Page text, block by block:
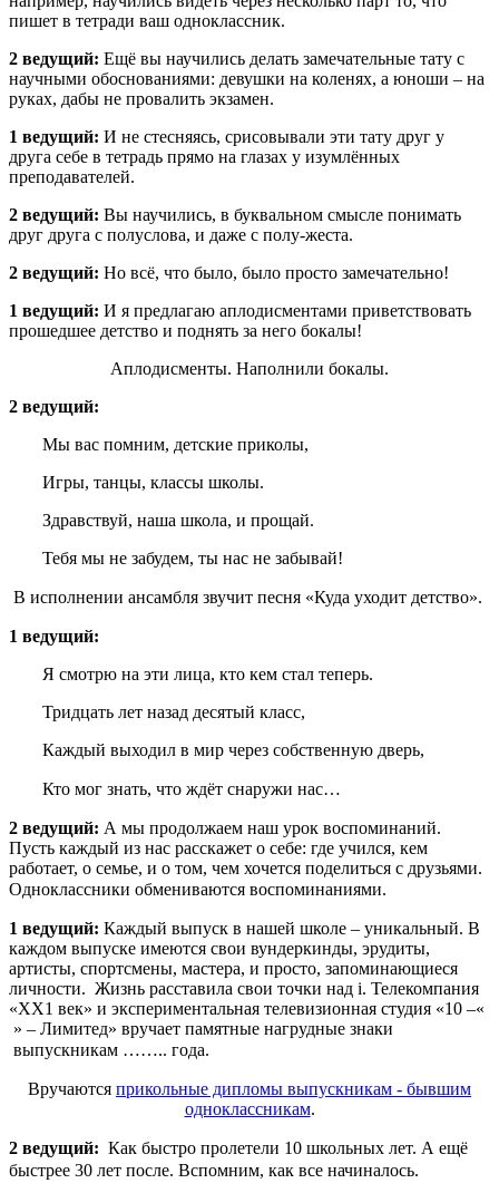
пишет в тетради ваш одноклассник.
2 ведущий: Ещё вы научились делать замечательные тату с
научными обоснованиями: девушки на коленях, а юноши – на
руках, дабы не провалить экзамен.
1 ведущий: И не стесняясь, срисовывали эти тату друг у
друга себе в тетрадь прямо на глазах у изумлённых
преподавателей.
2 ведущий: Вы научились, в буквальном смысле понимать
друг друга с полуслова, и даже с полу-жеста.
2 ведущий: Но всё, что было, было просто замечательно!
1 ведущий: И я предлагаю аплодисментами приветствовать
прошедшее детство и поднять за него бокалы!
Аплодисменты. Наполнили бокалы.
2 ведущий:
Мы вас помним, детские приколы,
Игры, танцы, классы школы.
Здравствуй, наша школа, и прощай.
Тебя мы не забудем, ты нас не забывай!
В исполнении ансамбля звучит песня «Куда уходит детство».
1 ведущий:
Я смотрю на эти лица, кто кем стал теперь.
Тридцать лет назад десятый класс,
Каждый выходил в мир через собственную дверь,
Кто мог знать, что ждёт снаружи нас…
2 ведущий: А мы продолжаем наш урок воспоминаний.
Пусть каждый из нас расскажет о себе: где учился, кем
работает, о семье, и о том, чем хочется поделиться с друзьями.
Одноклассники обмениваются воспоминаниями.
1 ведущий: Каждый выпуск в нашей школе – уникальный. В
каждом выпуске имеются свои вундеркинды, эрудиты,
артисты, спортсмены, мастера, и просто, запоминающиеся
личности. Жизнь расставила свои точки над i. Телекомпания
«ХХ1 век» и экспериментальная телевизионная студия «10 –«
» – Лимитед» вручает памятные нагрудные знаки
выпускникам …….. года.
Вручаются прикольные дипломы выпускникам - бывшим
одноклассникам.
2 ведущий: Как быстро пролетели 10 школьных лет. А ещё
быстрее 30 лет после. Вспомним, как все начиналось.